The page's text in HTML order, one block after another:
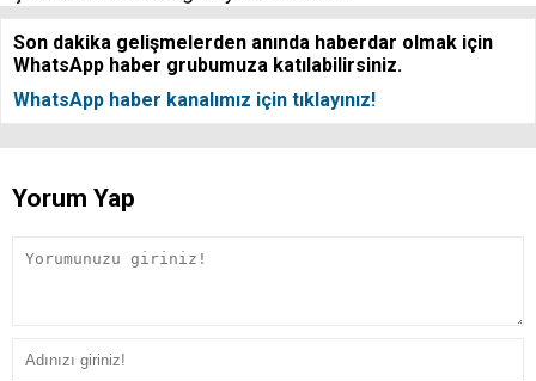
Son dakika gelişmelerden anında haberdar olmak için
WhatsApp haber grubumuza katılabilirsiniz.
WhatsApp haber kanalımız için tıklayınız!
Yorum Yap